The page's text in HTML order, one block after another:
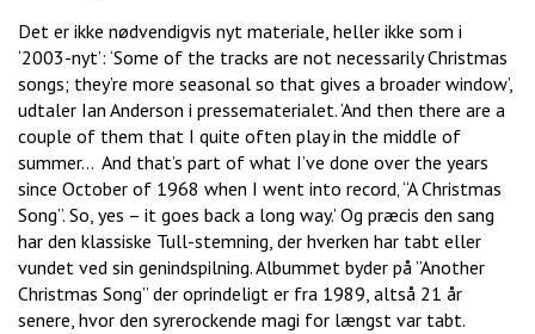
Det er ikke nødvendigvis nyt materiale, heller ikke som i
‘2003-nyt’: ‘Some of the tracks are not necessarily Christmas
songs; they’re more seasonal so that gives a broader window’,
udtaler Ian Anderson i pressematerialet. ‘And then there are a
couple of them that I quite often play in the middle of
summer… And that’s part of what I’ve done over the years
since October of 1968 when I went into record‚ “A Christmas
Song”. So, yes – it goes back a long way.’ Og præcis den sang
har den klassiske Tull-stemning, der hverken har tabt eller
vundet ved sin genindspilning. Albummet byder på ”Another
Christmas Song” der oprindeligt er fra 1989, altså 21 år
senere, hvor den syrerockende magi for længst var tabt.